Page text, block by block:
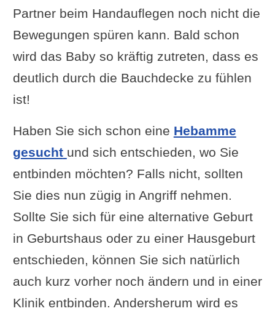
Partner beim Handauflegen noch nicht die
Bewegungen spüren kann. Bald schon
wird das Baby so kräftig zutreten, dass es
deutlich durch die Bauchdecke zu fühlen
ist!
Haben Sie sich schon eine Hebamme
gesucht und sich entschieden, wo Sie
entbinden möchten? Falls nicht, sollten
Sie dies nun zügig in Angriff nehmen.
Sollte Sie sich für eine alternative Geburt
in Geburtshaus oder zu einer Hausgeburt
entschieden, können Sie sich natürlich
auch kurz vorher noch ändern und in einer
Klinik entbinden. Andersherum wird es